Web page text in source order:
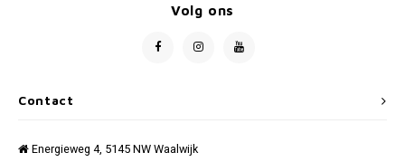
Contact
Energieweg 4, 5145 NW Waalwijk
Volg ons